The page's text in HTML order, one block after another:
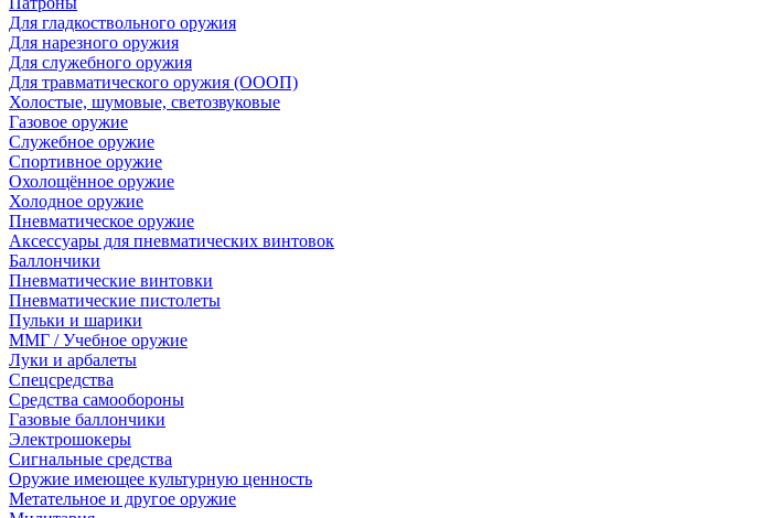
Для гладкоствольного оружия
Для нарезного оружия
Для служебного оружия
Для травматического оружия (ОООП)
Холостые, шумовые, светозвуковые
Газовое оружие
Служебное оружие
Спортивное оружие
Охолощённое оружие
Холодное оружие
Пневматическое оружие
Аксессуары для пневматических винтовок
Баллончики
Пневматические винтовки
Пневматические пистолеты
Пульки и шарики
ММГ / Учебное оружие
Луки и арбалеты
Спецсредства
Средства самообороны
Газовые баллончики
Электрошокеры
Сигнальные средства
Оружие имеющее культурную ценность
Метательное и другое оружие